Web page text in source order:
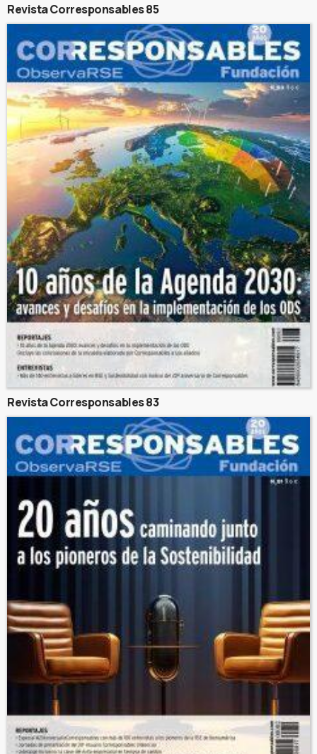
Revista Corresponsables 85
Revista Corresponsables 83